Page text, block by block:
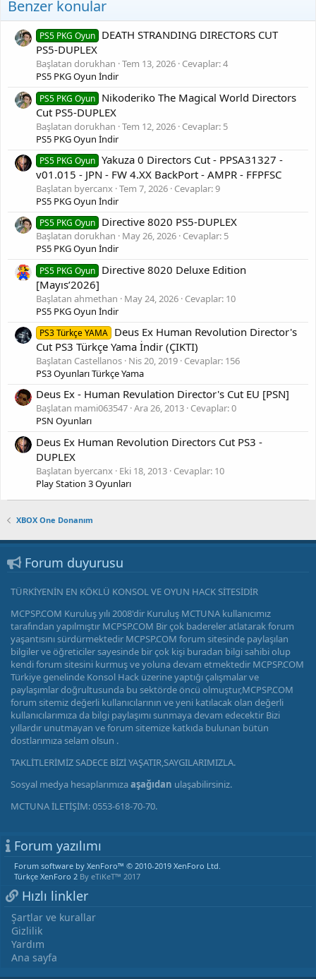
Benzer konular
PS5 PKG Oyun DEATH STRANDING DIRECTORS CUT
PS5-DUPLEX
Başlatan dorukhan Tem 13, 2026 Cevaplar: 4
PS5 PKG Oyun İndir
PS5 PKG Oyun Nikoderiko The Magical World Directors
Cut PS5-DUPLEX
Başlatan dorukhan Tem 12, 2026 Cevaplar: 5
PS5 PKG Oyun İndir
PS5 PKG Oyun Yakuza 0 Directors Cut - PPSA31327 -
v01.015 - JPN - FW 4.XX BackPort - AMPR - FFPFSC
Başlatan byercanx Tem 7, 2026 Cevaplar: 9
PS5 PKG Oyun İndir
PS5 PKG Oyun Directive 8020 PS5-DUPLEX
Başlatan dorukhan May 26, 2026 Cevaplar: 5
PS5 PKG Oyun İndir
PS5 PKG Oyun Directive 8020 Deluxe Edition
[Mayıs’2026]
Başlatan ahmethan May 24, 2026 Cevaplar: 10
PS5 PKG Oyun İndir
PS3 Türkçe YAMA Deus Ex Human Revolution Director's
Cut PS3 Türkçe Yama İndir (ÇIKTI)
Başlatan Castellanos Nis 20, 2019 Cevaplar: 156
PS3 Oyunları Türkçe Yama
Deus Ex - Human Revulation Director's Cut EU [PSN]
Başlatan mami063547 Ara 26, 2013 Cevaplar: 0
PSN Oyunları
Deus Ex Human Revolution Directors Cut PS3 -
DUPLEX
Başlatan byercanx Eki 18, 2013 Cevaplar: 10
Play Station 3 Oyunları
XBOX One Donanım
Forum duyurusu
TÜRKİYENİN EN KÖKLÜ KONSOL VE OYUN HACK SİTESİDİR
MCPSP.COM Kuruluş yılı 2008'dir Kuruluş MCTUNA kullanıcımız
tarafından yapılmıştır MCPSP.COM Bir çok badereler atlatarak forum
yaşantısını sürdürmektedir MCPSP.COM forum sitesinde paylaşılan
bilgiler ve öğreticiler sayesinde bir çok kişi buradan bilgi sahibi olup
kendi forum sitesini kurmuş ve yoluna devam etmektedir MCPSP.COM
Türkiye genelinde Konsol Hack üzerine yaptığı çalışmalar ve
paylaşımlar doğrultusunda bu sektörde öncü olmuştur,MCPSP.COM
forum sitemiz değerli kullanıcılarının ve yeni katılacak olan değerli
kullanıcılarımıza da bilgi paylaşımı sunmaya devam edecektir Bizi
yıllardır unutmayan ve forum sitemize katkıda bulunan bütün
dostlarımıza selam olsun .
TAKLİTLERİMİZ SADECE BİZİ YAŞATIR,SAYGILARIMIZLA.
Sosyal medya hesaplarımızaaşağıdan ulaşabilirsiniz.
MCTUNA İLETİŞİM: 0553-618-70-70.
Forum yazılımı
Forum software by XenForo™ © 2010-2019 XenForo Ltd.
Türkçe XenForo 2 By eTiKeT™ 2017
Hızlı linkler
Şartlar ve kurallar
Gizlilik
Yardım
Ana sayfa